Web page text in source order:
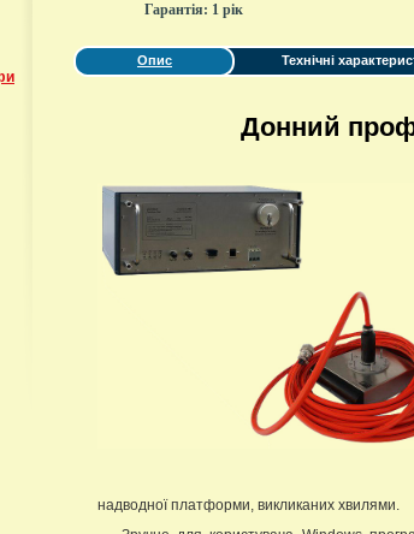
Гарантія: 1 рік
Опис Технічні
Донний
надводної платформи, викликаних хвилями.